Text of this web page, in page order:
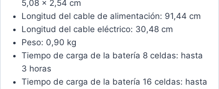
5,08 x 2,54 cm
Longitud del cable de alimentación: 91,44 cm
Longitud del cable eléctrico: 30,48 cm
Peso: 0,90 kg
Tiempo de carga de la batería 8 celdas: hasta
3 horas
Tiempo de carga de la batería 16 celdas: hasta